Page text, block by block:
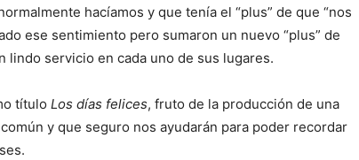
hacíamos y que tenía el “plus” de que “nos
ese sentimiento pero sumaron un nuevo “plus” de
servicio en cada uno de sus lugares.
título Los días felices, fruto de la producción de una
y que seguro nos ayudarán para poder recordar